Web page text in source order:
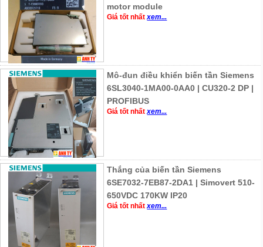
motor module
Giá tốt nhấtxem...
Mô-đun điều khiển biến tần Siemens
6SL3040-1MA00-0AA0 | CU320-2 DP |
PROFIBUS
Giá tốt nhấtxem...
Thắng của biến tần Siemens
6SE7032-7EB87-2DA1 | Simovert 510-
650VDC 170KW IP20
Giá tốt nhấtxem...